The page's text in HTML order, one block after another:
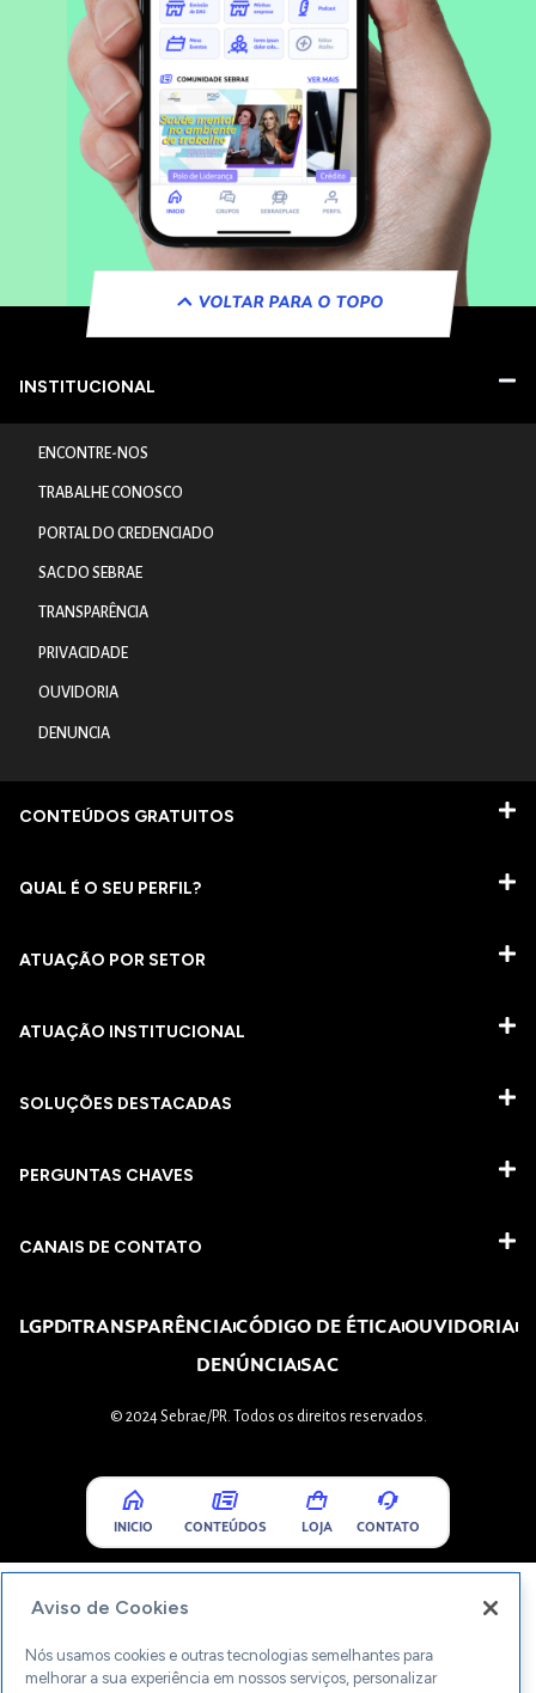
VOLTAR PARA O TOPO
INSTITUCIONAL
ENCONTRE-NOS
TRABALHE CONOSCO
PORTAL DO CREDENCIADO
SAC DO SEBRAE
TRANSPARÊNCIA
PRIVACIDADE
OUVIDORIA
DENUNCIA
CONTEÚDOS GRATUITOS
QUAL É O SEU PERFIL?
ATUAÇÃO POR SETOR
ATUAÇÃO INSTITUCIONAL
SOLUÇÕES DESTACADAS
PERGUNTAS CHAVES​
CANAIS DE CONTATO
LGPDTRANSPARÊNCIACÓDIGO DE ÉTICAOUVIDORIA
DENÚNCIASAC
© 2024 Sebrae/PR. Todos os direitos reservados.
INICIO CONTEÚDOS LOJA CONTATO
Aviso de Cookies
Nós usamos cookies e outras tecnologias semelhantes para
melhorar a sua experiência em nossos serviços, personalizar